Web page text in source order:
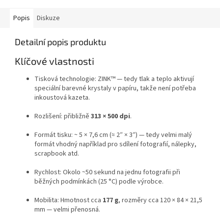
Popis Diskuze
Detailní popis produktu
Klíčové vlastnosti
Tisková technologie: ZINK™ — tedy tlak a teplo aktivují
speciální barevné krystaly v papíru, takže není potřeba
inkoustová kazeta.
Rozlišení: přibližně 313 × 500 dpi.
Formát tisku: ~ 5 × 7,6 cm (≈ 2″ × 3″) — tedy velmi malý
formát vhodný například pro sdílení fotografií, nálepky,
scrapbook atd.
Rychlost: Okolo ~50 sekund na jednu fotografii při
běžných podmínkách (25 °C) podle výrobce.
Mobilita: Hmotnost cca 177 g, rozměry cca 120 × 84 × 21,5
mm — velmi přenosná.